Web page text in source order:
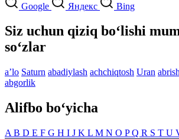
Google Яндекс Bing
Siz uchun qiziq bo‘lishi
so‘zlar
aʼlo Saturn abadiylash achchiqtosh Uran
abgorlik
Alifbo bo‘yicha
A B D E F G H I J K L M N O PQ R S T U